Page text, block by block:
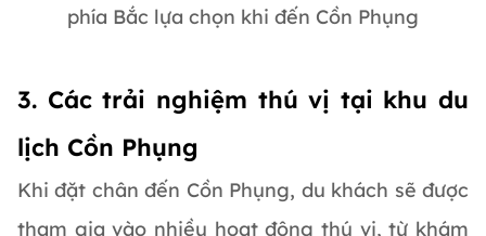
phía Bắc lựa chọn khi đến Cồn Phụng
3. Các trải nghiệm thú vị tại khu du
lịch Cồn Phụng
Khi đặt chân đến Cồn Phụng, du khách sẽ được
tham gia vào nhiều hoạt động thú vị, từ khám